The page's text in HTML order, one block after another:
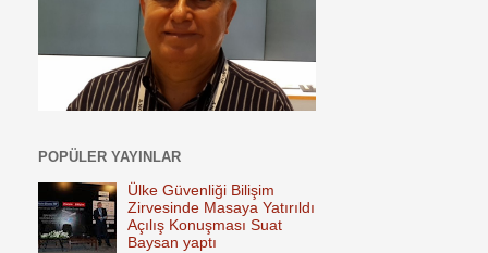
POPÜLER YAYINLAR
Ülke Güvenliği Bilişim
Zirvesinde Masaya Yatırıldı
Açılış Konuşması Suat
Baysan yaptı